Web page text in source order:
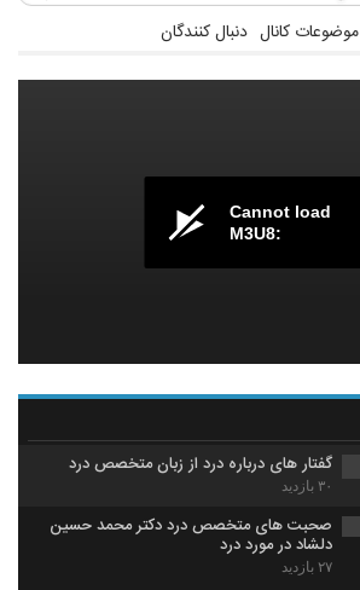
موضوعات کانال دنبال کنندگان
Cannot load
M3U8:
گفتار های درباره درد از زبان متخصص درد
۳۰ بازدید
صحبت های متخصص درد دکتر محمد حسین
دلشاد در مورد درد
۲۷ بازدید